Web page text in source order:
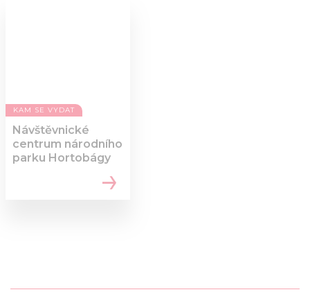
KAM SE VYDAT
Návštěvnické
centrum národního
parku Hortobágy